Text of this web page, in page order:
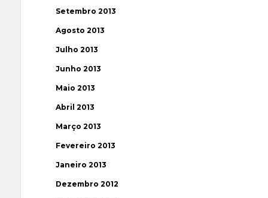
Setembro 2013
Agosto 2013
Julho 2013
Junho 2013
Maio 2013
Abril 2013
Março 2013
Fevereiro 2013
Janeiro 2013
Dezembro 2012